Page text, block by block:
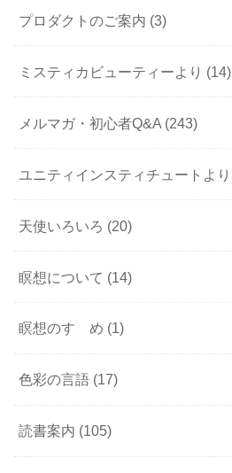
プロダクトのご案内 (3)
ミスティカビューティーより (14)
メルマガ・初心者Q&A (243)
ユニティインスティチュートより
天使いろいろ (20)
瞑想について (14)
瞑想のすゝめ (1)
色彩の言語 (17)
読書案内 (105)